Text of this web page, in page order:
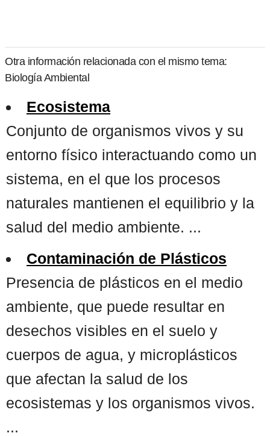
Otra información relacionada con el mismo tema:
Biología Ambiental
Ecosistema
Conjunto de organismos vivos y su
entorno físico interactuando como un
sistema, en el que los procesos
naturales mantienen el equilibrio y la
salud del medio ambiente. ...
Contaminación de Plásticos
Presencia de plásticos en el medio
ambiente, que puede resultar en
desechos visibles en el suelo y
cuerpos de agua, y microplásticos
que afectan la salud de los
ecosistemas y los organismos vivos.
...